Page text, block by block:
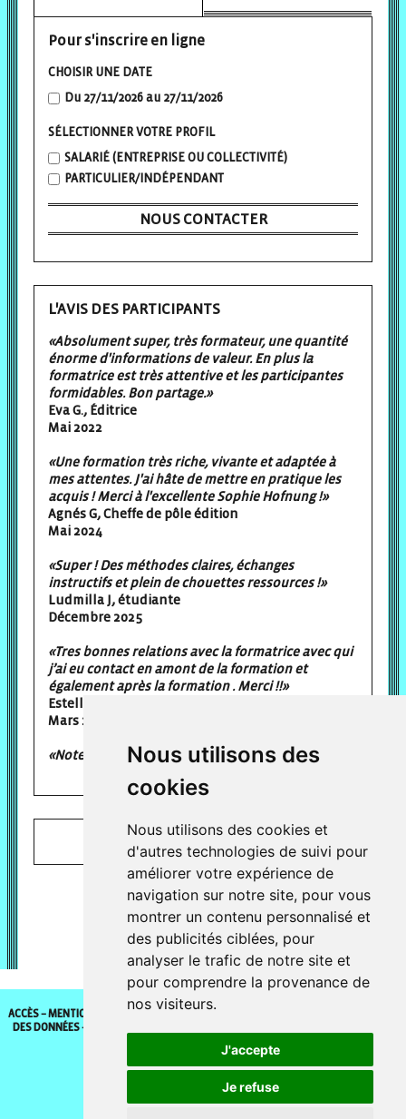
Nous utilisons des
cookies
Nous utilisons des cookies et
d'autres technologies de suivi pour
améliorer votre expérience de
navigation sur notre site, pour vous
montrer un contenu personnalisé et
des publicités ciblées, pour
analyser le trafic de notre site et
pour comprendre la provenance de
nos visiteurs.
J'accepte
Je refuse
Pour s'inscrire en ligne
CHOISIR UNE DATE
Du 27/11/2026 au 27/11/2026
SÉLECTIONNER VOTRE PROFIL
SALARIÉ (ENTREPRISE OU COLLECTIVITÉ)
PARTICULIER/INDÉPENDANT
NOUS CONTACTER
L'AVIS DES PARTICIPANTS
«Absolument super, très formateur, une quantité
énorme d'informations de valeur. En plus la
formatrice est très attentive et les participantes
formidables. Bon partage.»
Eva G., Éditrice
Mai 2022
«Une formation très riche, vivante et adaptée à
mes attentes. J'ai hâte de mettre en pratique les
acquis ! Merci à l'excellente Sophie Hofnung !»
Agnés G, Cheffe de pôle édition
Mai 2024
«Super ! Des méthodes claires, échanges
instructifs et plein de chouettes ressources !»
Ludmilla J, étudiante
Décembre 2025
«Tres bonnes relations avec la formatrice avec qui
j’ai eu contact en amont de la formation et
également après la formation . Merci !!»
Estelle E. Éditrice
Mars 2025
«Note moyenne de satisfaction en 2025: 09,4/10»
ACCÈS MENTIONS LÉGALES POLITIQUE DE COOKIES
DES DONNÉES
© 2026 Fontaine O livres